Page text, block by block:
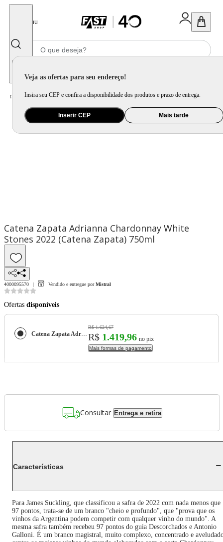
Menu
Veja as ofertas para seu endereço!
Insira seu CEP e confira a disponibilidade dos produtos e prazo de entrega.
Inserir CEP Mais tarde
Home Mercado / Bebida Vinho
Catena Zapata Adrianna Chardonnay White
Stones 2022 (Catena Zapata) 750ml
4000095570 Vendido e entregue por Mistral
Ofertas disponíveis
Catena Zapata Adrianna Chardonnay White Stones 2022 (Catena Zapata) 750ml
R$ 1.624,67
R$ 1.419,96 no pix
Mais formas de pagamento
Consultar Entrega e retira
Características
Para James Suckling, que classificou a safra de 2022 com nada menos que
97 pontos, trata-se de um branco "cheio e profundo", que "prova que os
vinhos da Argentina podem competir com qualquer vinho do mundo". A
mesma safra também recebeu 97 pontos do guia Descorchados e Antonio
Galloni. É um branco magistral, muito complexo, concentrado e